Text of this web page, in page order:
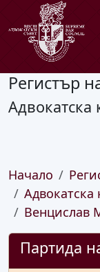
Регистър
Адвокатска
Начало
Адвокатска
Венцислав
Партида